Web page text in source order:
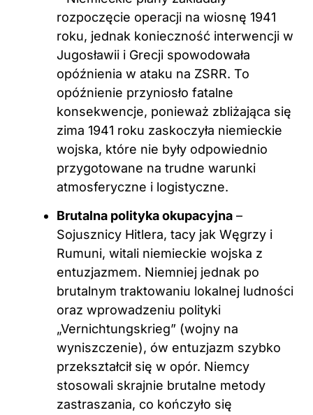
rozpoczęcie operacji na wiosnę 1941
roku, jednak konieczność interwencji w
Jugosławii i Grecji spowodowała
opóźnienia w ataku na ZSRR. To
opóźnienie przyniosło fatalne
konsekwencje, ponieważ zbliżająca się
zima 1941 roku zaskoczyła niemieckie
wojska, które nie były odpowiednio
przygotowane na trudne warunki
atmosferyczne i logistyczne.
Brutalna polityka okupacyjna –
Sojusznicy Hitlera, tacy jak Węgrzy i
Rumuni, witali niemieckie wojska z
entuzjazmem. Niemniej jednak po
brutalnym traktowaniu lokalnej ludności
oraz wprowadzeniu polityki
„Vernichtungskrieg” (wojny na
wyniszczenie), ów entuzjazm szybko
przekształcił się w opór. Niemcy
stosowali skrajnie brutalne metody
zastraszania, co kończyło się